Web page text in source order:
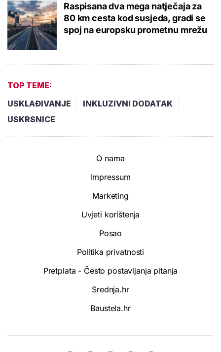
Raspisana dva mega natječaja za
80 km cesta kod susjeda, gradi se
spoj na europsku prometnu mrežu
TOP TEME:
USKLAĐIVANJE
INKLUZIVNI DODATAK
USKRSNICE
O nama
Impressum
Marketing
Uvjeti korištenja
Posao
Politika privatnosti
Pretplata - Često postavljanja pitanja
Srednja.hr
Baustela.hr